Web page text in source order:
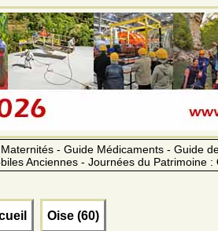
- Guide Médicaments - Guide
Anciennes - Journées du Patrimoine :
Oise (60)